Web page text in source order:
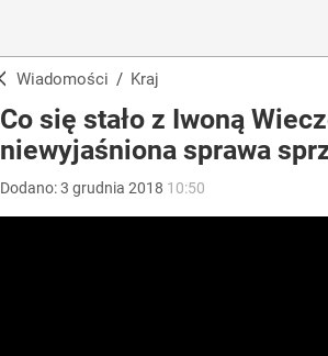
Wiadomości / Kraj
Co się stało z Iwoną
niewyjaśniona sprawa
Dodano:3 grudnia 2018 10:50